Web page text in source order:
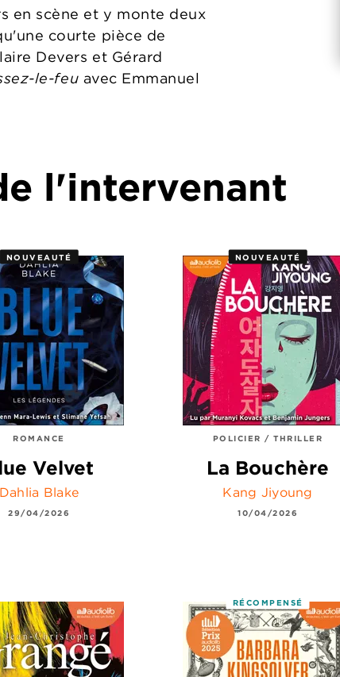
en scène et y monte deux
courte pièce de
Devers et Gérard
le-feu avec Emmanuel
l'intervenant
NOUVEAUTÉ
ROMANCE
Velvet
Dahlia Blake
29/04/2026
NOUVEAUTÉ
POLICIER / THRILLER
La Bouchère
Kang Jiyoung
10/04/2026
RÉCOMPENSÉ